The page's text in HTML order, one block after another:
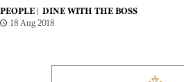
PEOPLE |
DINE WITH THE BOSS
18 Aug 2018